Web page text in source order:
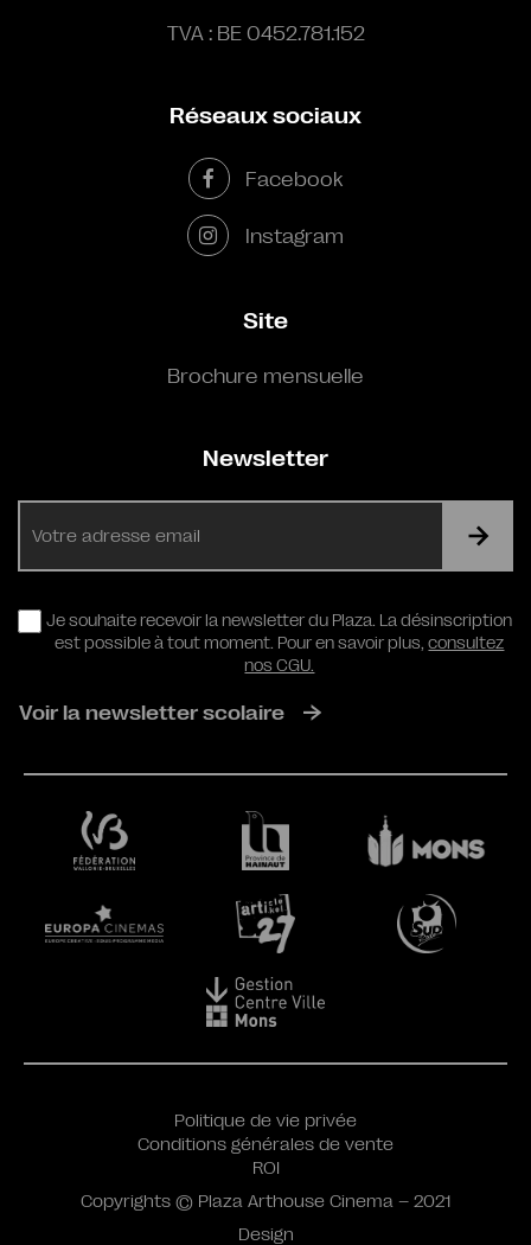
TVA : BE 0452.781.152
Réseaux sociaux
Facebook
Instagram
Site
Brochure mensuelle
Newsletter
RGPD
Je souhaite recevoir la newsletter du Plaza. La désinscription
est possible à tout moment. Pour en savoir plus,consultez
nos CGU.
Voir la newsletter scolaire
Design
Politique de vie privée
Conditions générales de vente
ROI
Copyrights © Plaza Arthouse Cinema – 2021